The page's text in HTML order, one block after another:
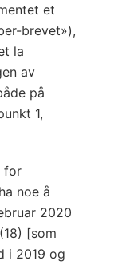
et
brevet»),
la
av
på
1,
for
noe å
2020
[som
i 2019 og